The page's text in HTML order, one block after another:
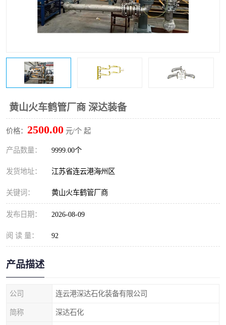
黄山火车鹤管厂商 深达装备
价格： 2500.00 元/个 起
产品数量： 9999.00个
发货地址： 江苏省连云港海州区
关键词： 黄山火车鹤管厂商
发布日期： 2026-08-09
阅 读 量： 92
产品描述
公司 连云港深达石化装备有限公司
简称 深达石化
火车鹤管